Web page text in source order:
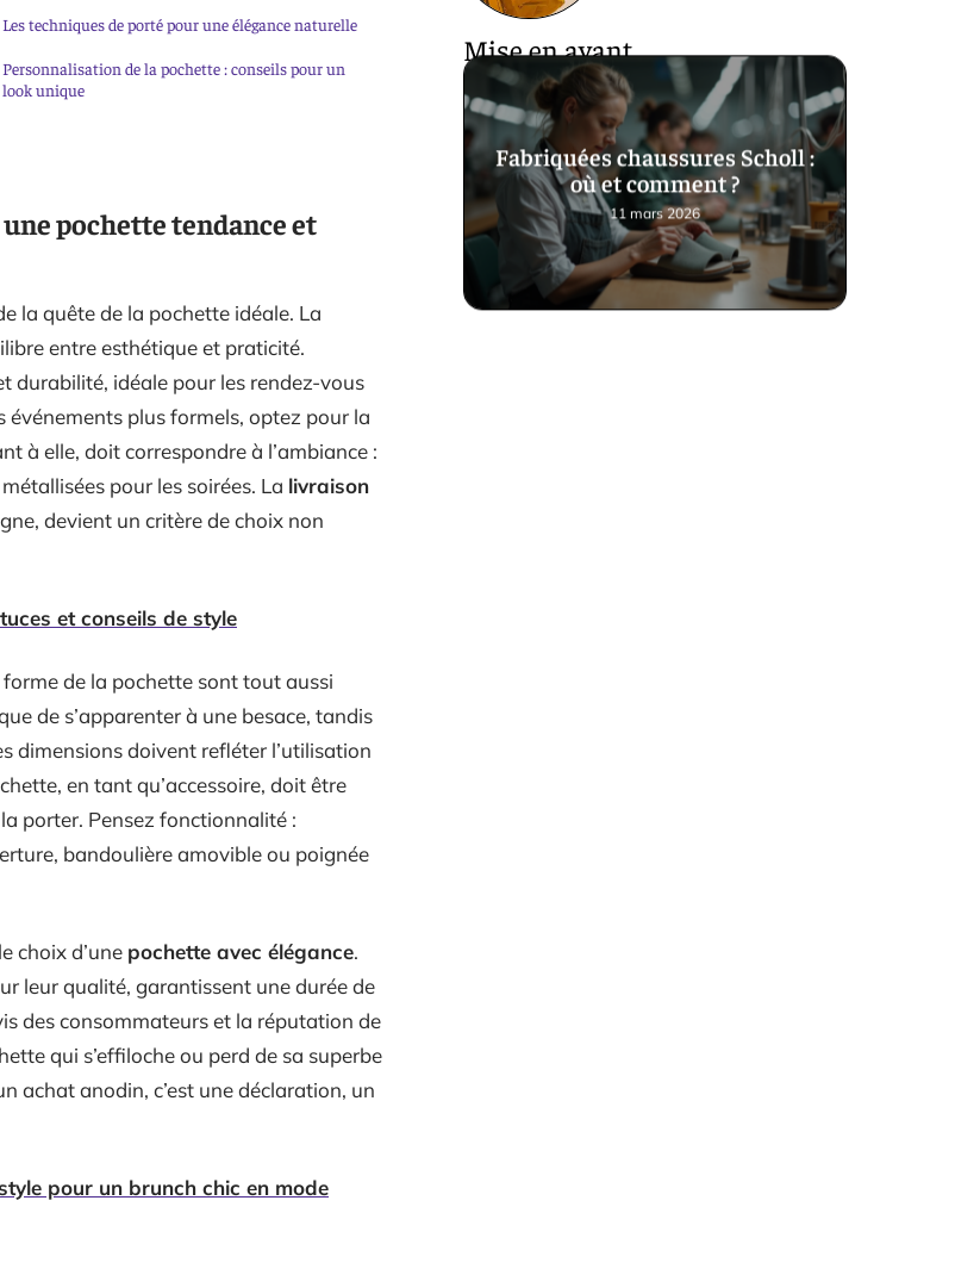
Les techniques de porté pour une élégance naturelle
Personnalisation de la pochette : conseils pour un
look unique
pochette tendance et
la quête de la pochette idéale. La
entre esthétique et praticité.
durabilité, idéale pour les rendez-vous
événements plus formels, optez pour la
à elle, doit correspondre à l’ambiance :
pour les soirées. La livraison
devient un critère de choix non
et conseils de style
de la pochette sont tout aussi
de s’apparenter à une besace, tandis
dimensions doivent refléter l’utilisation
en tant qu’accessoire, doit être
porter. Pensez fonctionnalité :
bandoulière amovible ou poignée
choix d’une pochette avec élégance.
leur qualité, garantissent une durée de
des consommateurs et la réputation de
qui s’effiloche ou perd de sa superbe
achat anodin, c’est une déclaration, un
pour un brunch chic en mode
Mise en avant
Fabriquées chaussures Scholl :
où et comment ?
11 mars 2026